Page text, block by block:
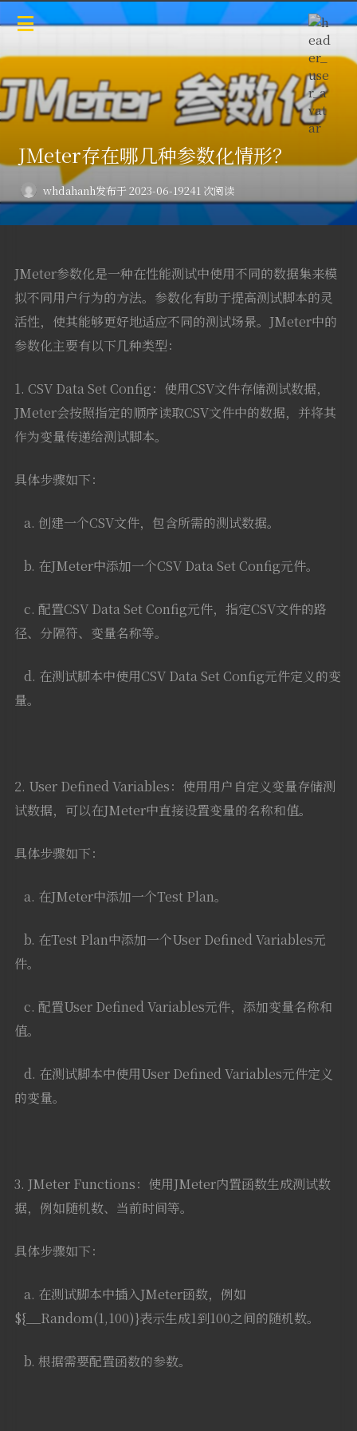
JMeter存在哪几种参数化情形？
whdahanh发布于 2023-06-19241 次阅读
JMeter参数化是一种在性能测试中使用不同的数据集来模
拟不同用户行为的方法。参数化有助于提高测试脚本的灵
活性，使其能够更好地适应不同的测试场景。JMeter中的
参数化主要有以下几种类型：
1. CSV Data Set Config：使用CSV文件存储测试数据，
JMeter会按照指定的顺序读取CSV文件中的数据，并将其
作为变量传递给测试脚本。
具体步骤如下：
a. 创建一个CSV文件，包含所需的测试数据。
b. 在JMeter中添加一个CSV Data Set Config元件。
c. 配置CSV Data Set Config元件，指定CSV文件的路
径、分隔符、变量名称等。
d. 在测试脚本中使用CSV Data Set Config元件定义的变
量。
2. User Defined Variables：使用用户自定义变量存储测
试数据，可以在JMeter中直接设置变量的名称和值。
具体步骤如下：
a. 在JMeter中添加一个Test Plan。
b. 在Test Plan中添加一个User Defined Variables元
件。
c. 配置User Defined Variables元件，添加变量名称和
值。
d. 在测试脚本中使用User Defined Variables元件定义
的变量。
3. JMeter Functions：使用JMeter内置函数生成测试数
据，例如随机数、当前时间等。
具体步骤如下：
a. 在测试脚本中插入JMeter函数，例如
${__Random(1,100)}表示生成1到100之间的随机数。
b. 根据需要配置函数的参数。